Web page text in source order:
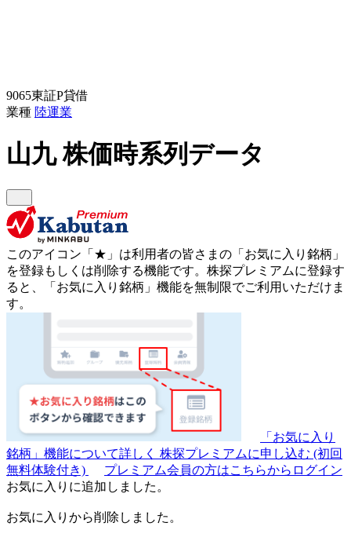
9065東証P貸借
業種 陸運業
山九株価時系列データ
このアイコン 「★」 は利用者の皆さまの 「お気に入り銘柄」
を登録もしくは削除する機能です。 株探プレミアムに登録す
ると、「お気に入り銘柄」機能を無制限でご利用いただけま
す。
「お気に入り
銘柄」機能について詳しく 株探プレミアムに申し込む (初回
無料体験付き)
プレミアム会員の方はこちらからログイン
お気に入りに追加しました。
お気に入りから削除しました。